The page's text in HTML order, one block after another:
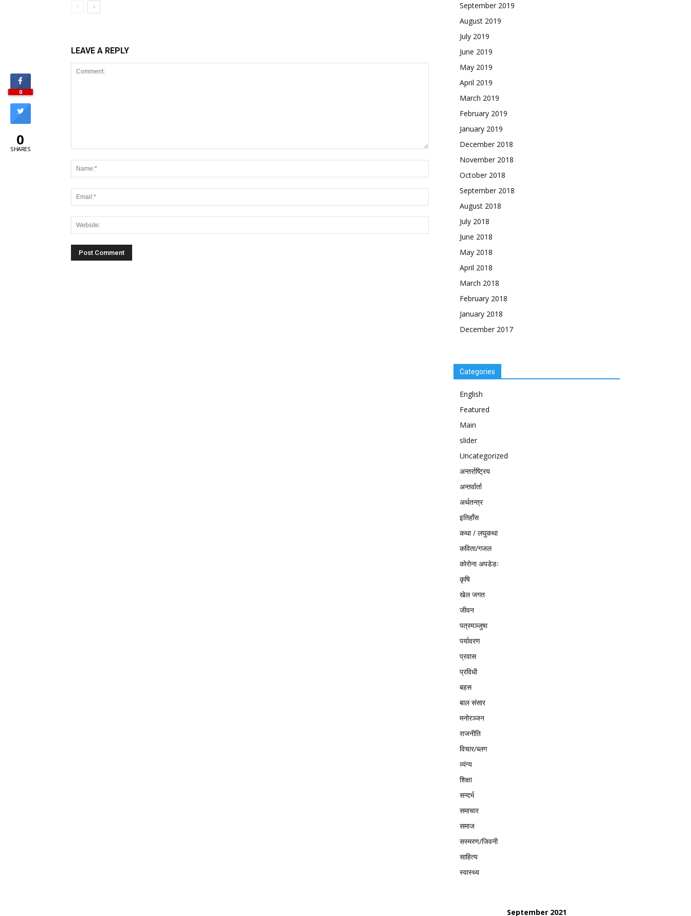
LEAVE A REPLY
September 2019
August 2019
July 2019
June 2019
May 2019
April 2019
March 2019
February 2019
January 2019
December 2018
November 2018
October 2018
September 2018
August 2018
July 2018
June 2018
May 2018
April 2018
March 2018
February 2018
January 2018
December 2017
Categories
English
Featured
Main
slider
Uncategorized
अन्तर्राष्ट्रिय
अन्तर्वार्ता
अर्थतन्त्र
इतिहाँस
कथा / लघुकथा
कविता/गजल
काेराेना अपडेडः
कृषि
खेल जगत
जीवन
पत्रमञ्जुषा
पर्यावरण
प्रवास
प्रविधी
बहस
बाल संसार
मनोरञ्जन
राजनीति
विचार/ब्लग
व्यंग्य
शिक्षा
सन्दर्भ
समाचार
समाज
सस्मरण/जिवनी
साहित्य
स्वास्थ्य
September 2021
0
0
SHARES